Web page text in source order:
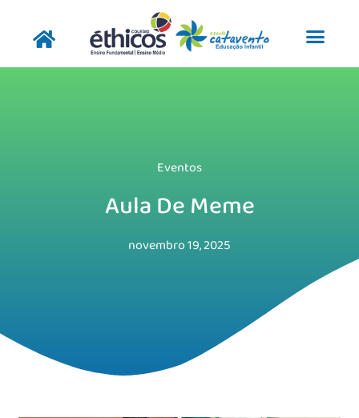
Pular
para
Eventos
Aula De Meme
novembro 19, 2025